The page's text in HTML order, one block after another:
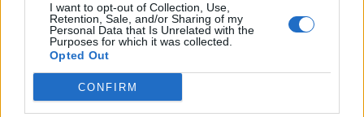
I want to opt-out of Collection, Use,
Retention, Sale, and/or Sharing of my
Personal Data that Is Unrelated with the
Purposes for which it was collected.
Opted Out
CONFIRM